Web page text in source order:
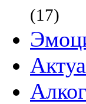
(17)